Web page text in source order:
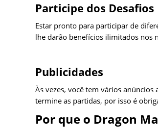
Participe dos Desafios
Estar pronto para participar de
lhe darão benefícios ilimitados nos
Publicidades
Às vezes, você tem vários
termine as partidas, por isso é
Por que o Dragon